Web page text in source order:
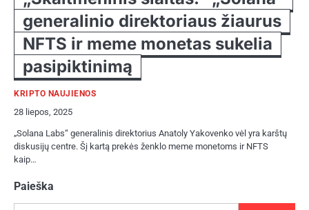
generalinio direktoriaus žiaurus
NFTS ir meme monetas sukelia
pasipiktinimą
KRIPTO NAUJIENOS
28 liepos, 2025
„Solana Labs“ generalinis direktorius Anatoly Yakovenko vėl yra karštų
diskusijų centre. Šį kartą prekės ženklo meme monetoms ir NFTS
kaip…
Paieška